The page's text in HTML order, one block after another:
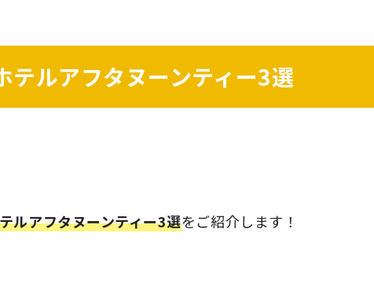
テルアフタヌーンティー3選
ルアフタヌーンティー3選をご紹介します！